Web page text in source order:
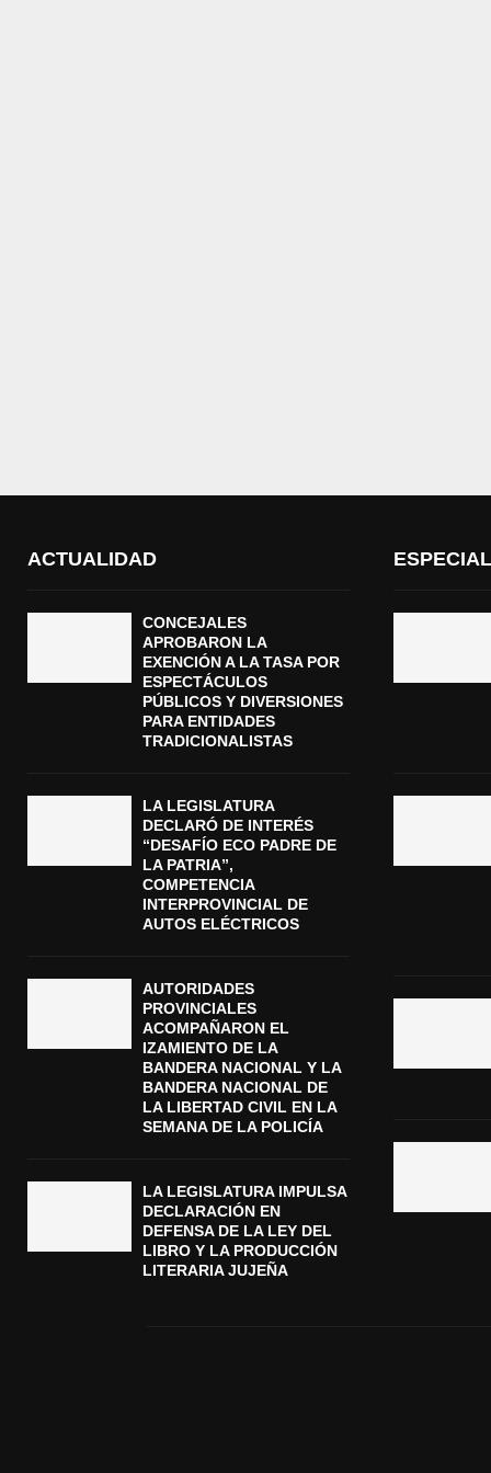
ACTUALIDAD
CONCEJALES
APROBARON LA
EXENCIÓN A LA TASA POR
ESPECTÁCULOS
PÚBLICOS Y DIVERSIONES
PARA ENTIDADES
TRADICIONALISTAS
LA LEGISLATURA
DECLARÓ DE INTERÉS
“DESAFÍO ECO PADRE DE
LA PATRIA”,
COMPETENCIA
INTERPROVINCIAL DE
AUTOS ELÉCTRICOS
AUTORIDADES
PROVINCIALES
ACOMPAÑARON EL
IZAMIENTO DE LA
BANDERA NACIONAL Y LA
BANDERA NACIONAL DE
LA LIBERTAD CIVIL EN LA
SEMANA DE LA POLICÍA
LA LEGISLATURA IMPULSA
DECLARACIÓN EN
DEFENSA DE LA LEY DEL
LIBRO Y LA PRODUCCIÓN
LITERARIA JUJEÑA